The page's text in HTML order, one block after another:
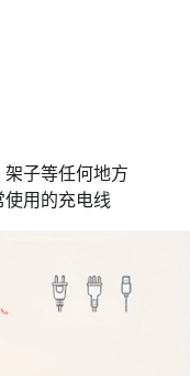
子等任何地方
用的充电线